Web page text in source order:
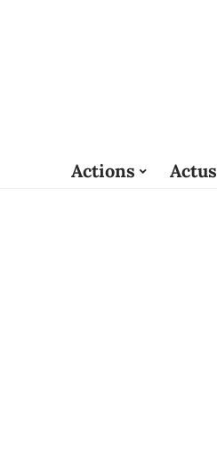
Actions Actus